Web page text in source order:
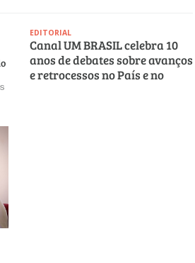
EDITORIAL
Canal UM BRASIL celebra 10
anos de debates sobre avanços
e retrocessos no País e no